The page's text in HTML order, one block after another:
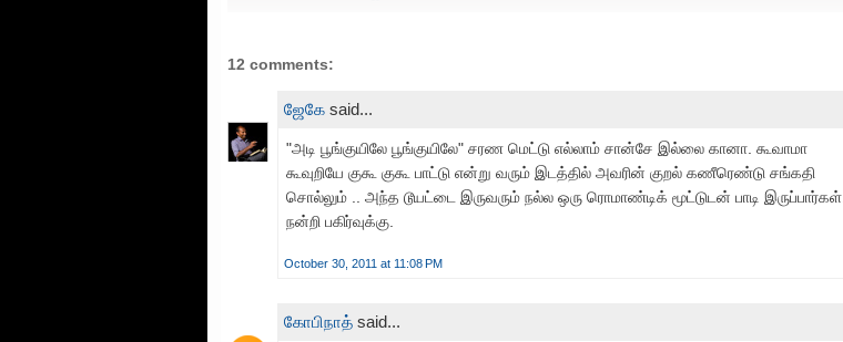
12 comments:
ஜேகே said...
"அடி பூங்குயிலே பூங்குயிலே" சரண மெட்டு எல்லாம் சான்சே இல்லை கானா. கூவாமா
கூவுறியே குகூ குகூ பாட்டு என்று வரும் இடத்தில் அவரின் குறல் கணீரெண்டு சங்கதி
சொல்லும் .. அந்த டூயட்டை இருவரும் நல்ல ஒரு ரொமாண்டிக் மூட்டுடன் பாடி இருப்பார்கள்.
நன்றி பகிர்வுக்கு.
October 30, 2011 at 11:08 PM
கோபிநாத் said...